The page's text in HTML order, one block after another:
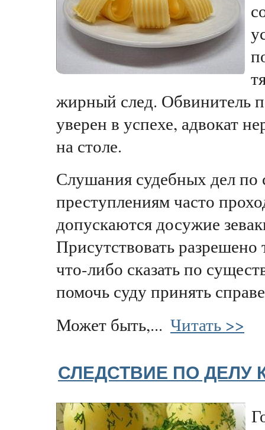
жирный след. Обвинитель
уверен в успехе, адвокат
на столе.
Слушания судебных дел по
преступлениям часто
допускаются досужие
Присутствовать
что-либо сказать по
помочь суду принять
Может быть,... Читать >>
СЛЕДСТВИЕ ПО ДЕЛУ